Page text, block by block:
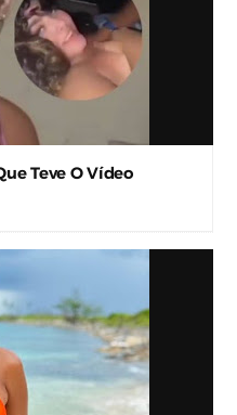
Teve O Vídeo